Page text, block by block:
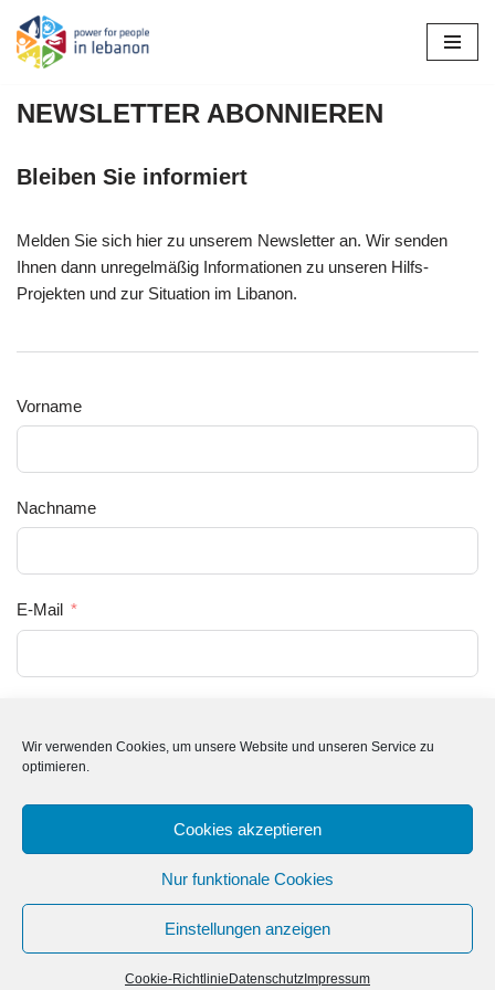
Wir verwenden Cookies, um unsere Website und unseren Service zu
optimieren.
Cookies akzeptieren
Nur funktionale Cookies
Einstellungen anzeigen
Cookie-Richtlinie Datenschutz Impressum
Zum
springen
NEWSLETTER ABONNIEREN
Bleiben Sie informiert
Melden Sie sich hier zu unserem Newsletter an. Wir senden
Ihnen dann unregelmäßig Informationen zu unseren Hilfs-
Projekten und zur Situation im Libanon.
Vorname
Nachname
E-Mail
Lebanon e.V meine eingereichten Informationen speichert,
damit sie auf meine Anfrage antworten kann.
| Präsentiert vonWordPress
Cookie-Richtlinie (EU) Datenschutz Impressum